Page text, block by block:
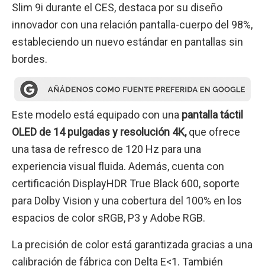
Slim 9i durante el CES, destaca por su diseño
innovador con una relación pantalla-cuerpo del 98%,
estableciendo un nuevo estándar en pantallas sin
bordes.
Este modelo está equipado con una pantalla táctil
OLED de 14 pulgadas y resolución 4K,que ofrece
una tasa de refresco de 120 Hz para una
experiencia visual fluida. Además, cuenta con
certificación DisplayHDR True Black 600, soporte
para Dolby Vision y una cobertura del 100% en los
espacios de color sRGB, P3 y Adobe RGB.
La precisión de color está garantizada gracias a una
calibración de fábrica con Delta E<1. También